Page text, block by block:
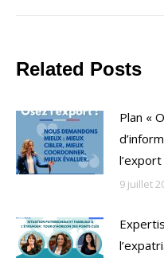
Related Posts
Plan «
l’export
9 juillet